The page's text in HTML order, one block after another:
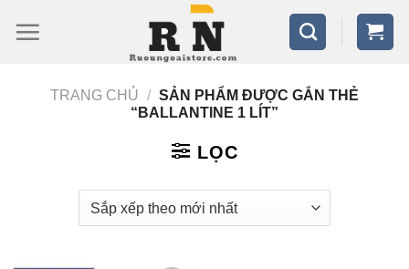
qua
TRANG CHỦ / SẢN PHẨM ĐƯỢC GẮN THẺ
“BALLANTINE 1 LÍT”
LỌC